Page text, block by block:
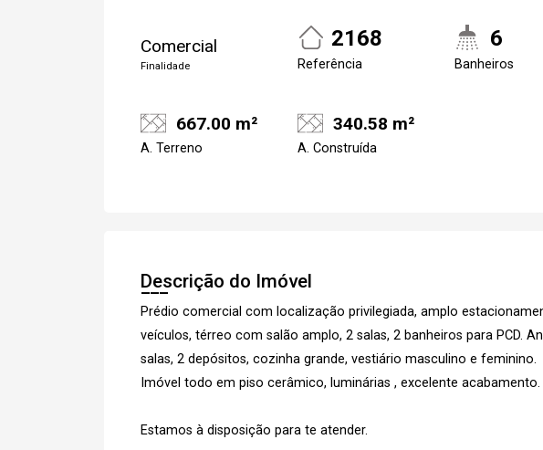
Comercial
Finalidade
2168
Referência
6
Banheiros
667.00 m²
A. Terreno
340.58 m²
A. Construída
Descrição do Imóvel
Prédio comercial com localização privilegiada, amplo
veículos, térreo com salão amplo, 2 salas, 2 banheiros para PCD.
salas, 2 depósitos, cozinha grande, vestiário masculino e feminino.
Imóvel todo em piso cerâmico, luminárias , excelente acabamento.
Estamos à disposição para te atender.